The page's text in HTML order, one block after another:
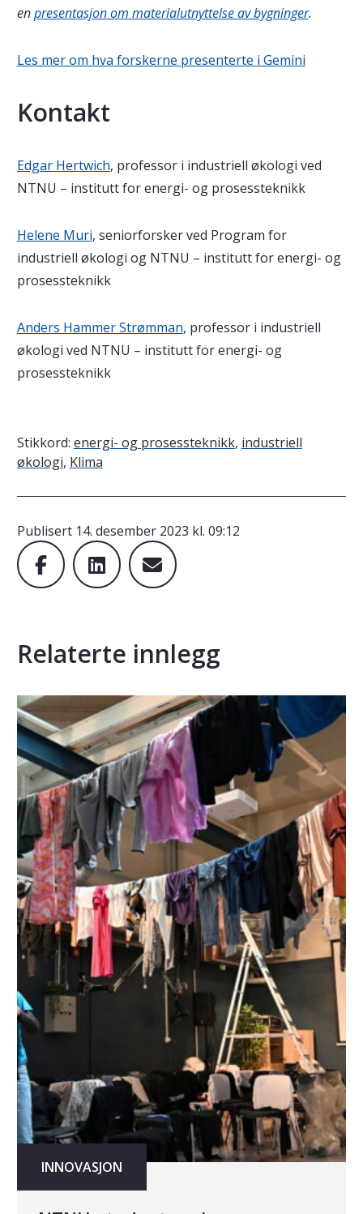
enpresentasjon om materialutnyttelse av bygninger.
Les mer om hva forskerne presenterte i Gemini
Kontakt
Edgar Hertwich, professor i industriell økologi ved
NTNU – institutt for energi- og prosessteknikk
Helene Muri, seniorforsker ved Program for
industriell økologi og NTNU – institutt for energi- og
prosessteknikk
Anders Hammer Strømman, professor i industriell
økologi ved NTNU – institutt for energi- og
prosessteknikk
Stikkord: energi- og prosessteknikk, industriell
økologi, Klima
Publisert 14. desember 2023 kl. 09:12
Relaterte innlegg
INNOVASJON